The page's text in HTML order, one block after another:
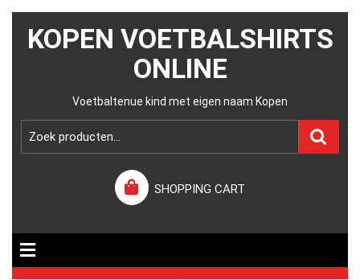
KOPEN VOETBALSHIRTS
ONLINE
Voetbaltenue kind met eigen naam Kopen
SHOPPING CART